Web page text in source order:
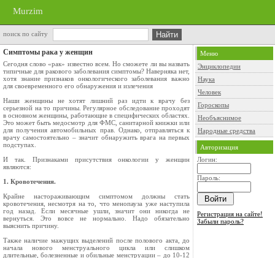
Murzim
поиск по сайту
Симптомы рака у женщин
Сегодня слово «рак» известно всем. Но сможете ли вы назвать
типичные для ракового заболевания симптомы? Наверняка нет,
хотя знание признаков онкологического заболевания важно
для своевременного его обнаружения и излечения
Наши женщины не хотят лишний раз идти к врачу без
серьезной на то причины. Регулярное обследование проходят
в основном женщины, работающие в специфических областях.
Это может быть медосмотр для ФМС, санитарной книжки или
для получения автомобильных прав. Однако, отправляться к
врачу самостоятельно – значит обнаружить врага на первых
подступах.
И так. Признаками присутствия онкологии у женщин
являются:
1. Кровотечения.
Крайне настораживающим симптомом должны стать
кровотечения, несмотря на то, что менопауза уже наступила
год назад. Если месячные ушли, значит они никогда не
вернуться. Это вовсе не нормально. Надо обязательно
выяснить причину.
Также наличие мажущих выделений после полового акта, до
начала нового менструального цикла или слишком
длительные, болезненные и обильные менструации – до 10-12
Меню
Энциклопедии
Наука
Человек
Гороскопы
Необъяснимое
Народные средства
Авторизация
Логин:
Пароль:
Регистрация на сайте!
Забыли пароль?